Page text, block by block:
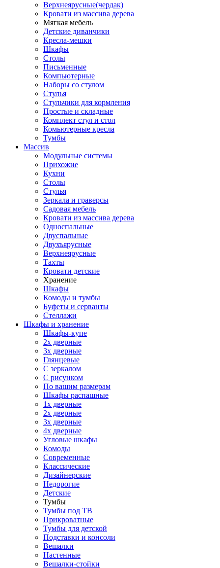
Верхнеярусные(чердак)
Кровати из массива дерева
Мягкая мебель
Детские диванчики
Кресла-мешки
Шкафы
Столы
Письменные
Компьютерные
Наборы со стулом
Стулья
Стульчики для кормления
Простые и складные
Комплект стул и стол
Комьютерные кресла
Тумбы
Массив
Модульные системы
Прихожие
Кухни
Столы
Стулья
Зеркала и граверсы
Садовая мебель
Кровати из массива дерева
Односпальные
Двуспальные
Двухъярусные
Верхнеярусные
Тахты
Кровати детские
Хранение
Шкафы
Комоды и тумбы
Буфеты и серванты
Стеллажи
Шкафы и хранение
Шкафы-купе
2х дверные
3х дверные
Глянцевые
С зеркалом
С рисунком
По вашим размерам
Шкафы распашные
1х дверные
2х дверные
3х дверные
4х дверные
Угловые шкафы
Комоды
Современные
Классические
Дизайнерские
Недорогие
Детские
Тумбы
Тумбы под ТВ
Прикроватные
Тумбы для детской
Подставки и консоли
Вешалки
Настенные
Вешалки-стойки